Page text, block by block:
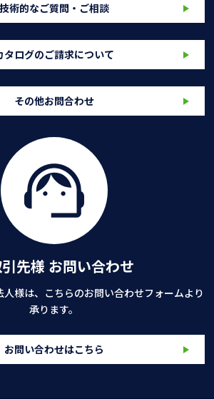
技術的なご質問・ご相談
タログのご請求について
その他お問合わせ
先様 お問い合わせ
様は、こちらのお問い合わせフォームより
承ります。
お問い合わせはこちら